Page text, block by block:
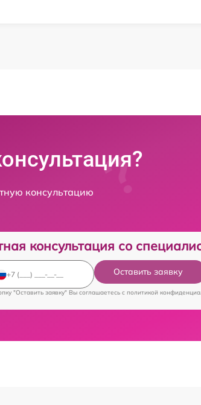
консультацию
консультация со
Оставить заявку
"Оставить заявку" Вы соглашаетесь c политикой